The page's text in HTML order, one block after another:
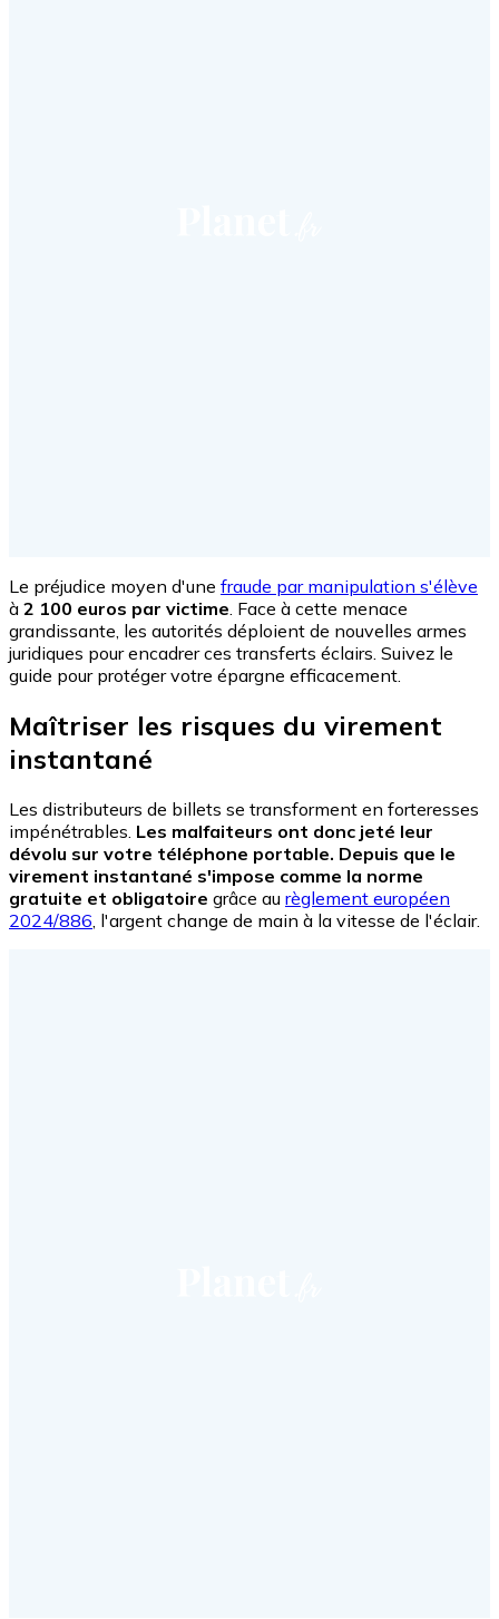
Le préjudice moyen d'une fraude par manipulation s'élève
à 2 100 euros par victime . Face à cette menace
grandissante, les autorités déploient de nouvelles armes
juridiques pour encadrer ces transferts éclairs. Suivez le
guide pour protéger votre épargne efficacement.
Maîtriser les risques du virement
instantané
Les distributeurs de billets se transforment en forteresses
impénétrables. Les malfaiteurs ont donc jeté leur
dévolu sur votre téléphone portable. Depuis que le
virement instantané s'impose comme la norme
gratuite et obligatoire grâce au règlement européen
2024/886 , l'argent change de main à la vitesse de l'éclair.